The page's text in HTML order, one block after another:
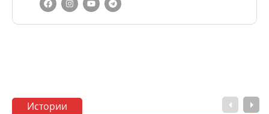
Истории